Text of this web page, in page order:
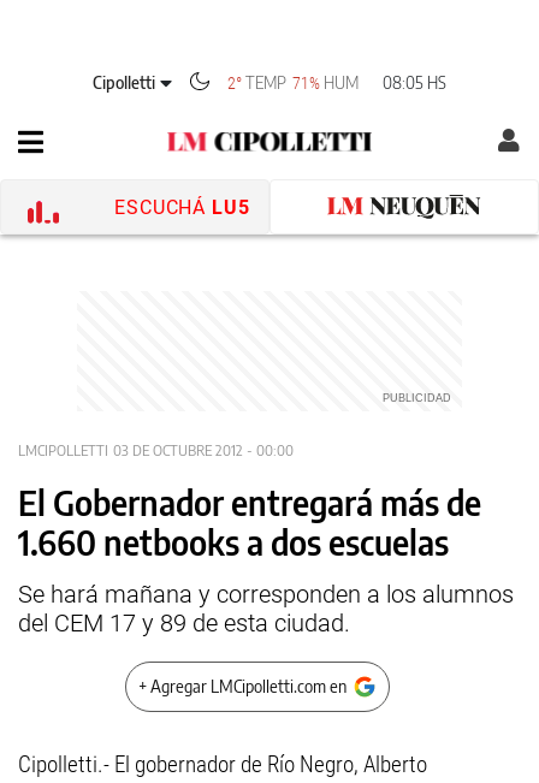
Cipolletti 2° TEMP 71% HUM 08:05 HS
ESCUCHÁ LU5
LMCIPOLLETTI 03 DE OCTUBRE 2012 - 00:00
El Gobernador entregará más de
1.660 netbooks a dos escuelas
Se hará mañana y corresponden a los alumnos
del CEM 17 y 89 de esta ciudad.
+ Agregar LMCipolletti.com en
Cipolletti.- El gobernador de Río Negro, Alberto